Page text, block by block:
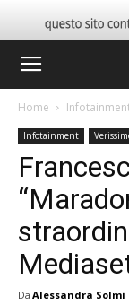
Home
Infotainment
Da Alessandra Solmi